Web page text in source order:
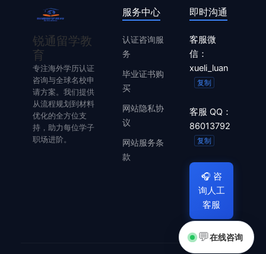
锐通留学教
育
专注海外学历认证
咨询与全球名校申
请方案。我们提供
从流程规划到材料
优化的全方位支
持，助力每位学子
职场进阶。
服务中心
认证咨询服
务
毕业证书购
买
网站隐私协
议
网站服务条
款
即时沟通
客服微
信：
xueli_luan
复制
客服 QQ：
86013792
复制
🎧 咨
询人工
客服
💬在线咨询